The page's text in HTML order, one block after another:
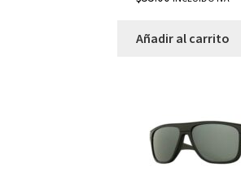
Añadir al carrito